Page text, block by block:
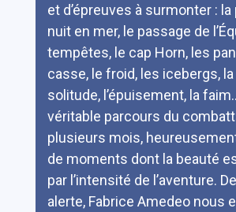
et d’épreuves à surmonter :
nuit en mer, le passage de
tempêtes, le cap Horn, les
casse, le froid, les icebergs, la
solitude, l’épuisement, la
véritable parcours du
plusieurs mois,
de moments dont la beauté
par l’intensité de l’aventure.
alerte, Fabrice Amedeo nous